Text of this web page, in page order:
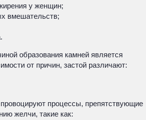
у женщин;
вмешательств;
образования камней является
от причин, застой различают:
процессы, препятствующие
желчи, такие как: